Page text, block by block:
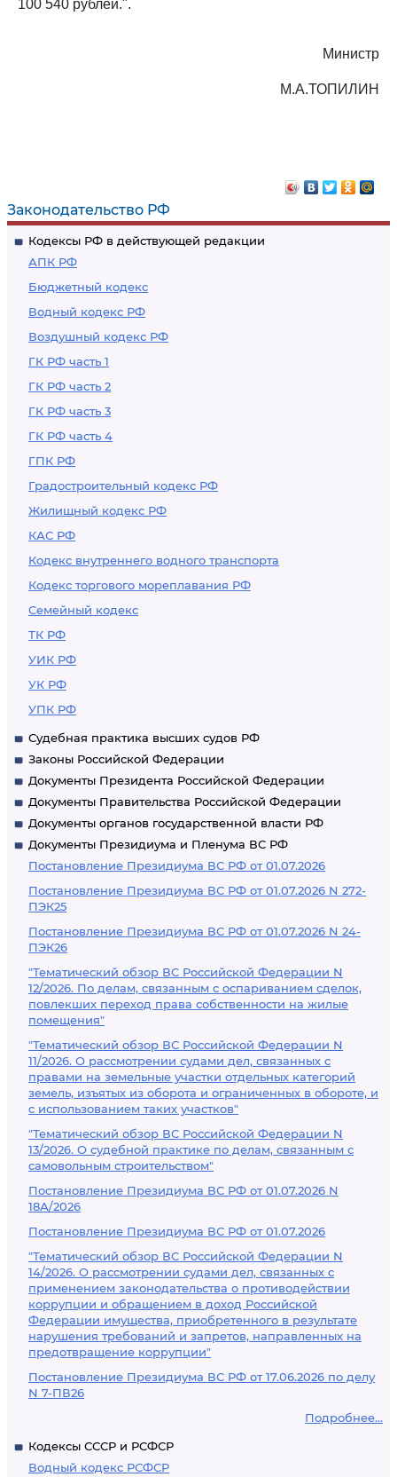
Законодательство РФ
Кодексы РФ в действующей редакции
АПК РФ
Бюджетный кодекс
Водный кодекс РФ
Воздушный кодекс РФ
ГК РФ часть 1
ГК РФ часть 2
ГК РФ часть 3
ГК РФ часть 4
ГПК РФ
Градостроительный кодекс РФ
Жилищный кодекс РФ
КАС РФ
Кодекс внутреннего водного транспорта
Кодекс торгового мореплавания РФ
Семейный кодекс
ТК РФ
УИК РФ
УК РФ
УПК РФ
Судебная практика высших судов РФ
Законы Российской Федерации
Документы Президента Российской Федерации
Документы Правительства Российской Федерации
Документы органов государственной власти РФ
Документы Президиума и Пленума ВС РФ
Постановление Президиума ВС РФ от 01.07.2026
Постановление Президиума ВС РФ от 01.07.2026 N 272-
ПЭК25
Постановление Президиума ВС РФ от 01.07.2026 N 24-
ПЭК26
"Тематический обзор ВС Российской Федерации N
12/2026. По делам, связанным с оспариванием сделок,
повлекших переход права собственности на жилые
помещения"
"Тематический обзор ВС Российской Федерации N
11/2026. О рассмотрении судами дел, связанных с
правами на земельные участки отдельных категорий
земель, изъятых из оборота и ограниченных в обороте, и
с использованием таких участков"
"Тематический обзор ВС Российской Федерации N
13/2026. О судебной практике по делам, связанным с
самовольным строительством"
Постановление Президиума ВС РФ от 01.07.2026 N
18А/2026
Постановление Президиума ВС РФ от 01.07.2026
"Тематический обзор ВС Российской Федерации N
14/2026. О рассмотрении судами дел, связанных с
применением законодательства о противодействии
коррупции и обращением в доход Российской
Федерации имущества, приобретенного в результате
нарушения требований и запретов, направленных на
предотвращение коррупции"
Постановление Президиума ВС РФ от 17.06.2026 по делу
N 7-ПВ26
Подробнее...
Кодексы СССР и РСФСР
Водный кодекс РСФСР
100 540 рублей.".
Министр
М.А.ТОПИЛИН